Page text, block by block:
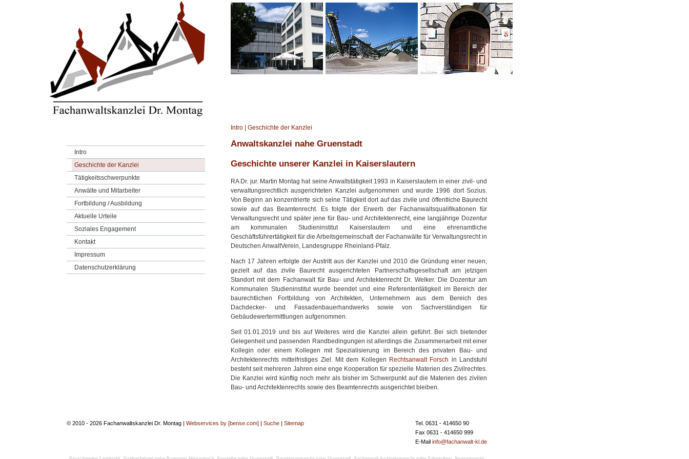
Intro
Geschichte der Kanzlei
Tätigkeitsschwerpunkte
Anwälte und Mitarbeiter
Fortbildung / Ausbildung
Aktuelle Urteile
Soziales Engagement
Kontakt
Impressum
Datenschutzerklärung
Intro Geschichte der Kanzlei
Anwaltskanzlei nahe Gruenstadt
Geschichte unserer Kanzlei in Kaiserslautern
RA Dr. jur. Martin Montag hat seine Anwaltstätigkeit 1993 in Kaiserslautern in einer zivil- und
verwaltungsrechtlich ausgerichteten Kanzlei aufgenommen und wurde 1996 dort Sozius.
Von Beginn an konzentrierte sich seine Tätigkeit dort auf das zivile und öffentliche Baurecht
sowie auf das Beamtenrecht. Es folgte der Erwerb der Fachanwaltsqualifikationen für
Verwaltungsrecht und später jene für Bau- und Architektenrecht, eine langjährige Dozentur
am kommunalen Studieninstitut Kaiserslautern und eine ehrenamtliche
Geschäftsführertätigkeit für die Arbeitsgemeinschaft der Fachanwälte für Verwaltungsrecht in
Deutschen AnwaltVerein, Landesgruppe Rheinland-Pfalz.
Nach 17 Jahren erfolgte der Austritt aus der Kanzlei und 2010 die Gründung einer neuen,
gezielt auf das zivile Baurecht ausgerichteten Partnerschaftsgesellschaft am jetzigen
Standort mit dem Fachanwalt für Bau- und Architektenrecht Dr. Welker. Die Dozentur am
Kommunalen Studieninstitut wurde beendet und eine Referententätigkeit im Bereich der
baurechtlichen Fortbildung von Architekten, Unternehmern aus dem Bereich des
Dachdecker- und Fassadenbauerhandwerks sowie von Sachverständigen für
Gebäudewertermittlungen aufgenommen.
Seit 01.01.2019 und bis auf Weiteres wird die Kanzlei allein geführt. Bei sich bietender
Gelegenheit und passenden Randbedingungen ist allerdings die Zusammenarbeit mit einer
Kollegin oder einem Kollegen mit Spezialisierung im Bereich des privaten Bau- und
Architektenrechts mittelfristiges Ziel. Mit dem Kollegen Rechtsanwalt Forsch in Landstuhl
besteht seit mehreren Jahren eine enge Kooperation für spezielle Materien des Zivilrechtes.
Die Kanzlei wird künftig noch mehr als bisher im Schwerpunkt auf die Materien des zivilen
Bau- und Architektenrechts sowie des Beamtenrechts ausgerichtet bleiben.
Tel. 0631 - 414650 90
Fax 0631 - 414650 999
E-Mail info@fachanwalt-kl.de
© 2010 - 2026 Fachanwaltskanzlei Dr. Montag | Webservices by [bense.com] | Suche | Sitemap